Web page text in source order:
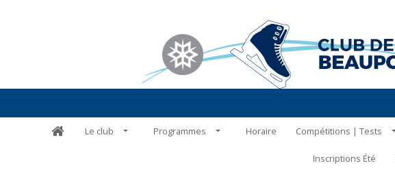
Le club Programmes Horaire Compétitions | Tests
Inscriptions Été